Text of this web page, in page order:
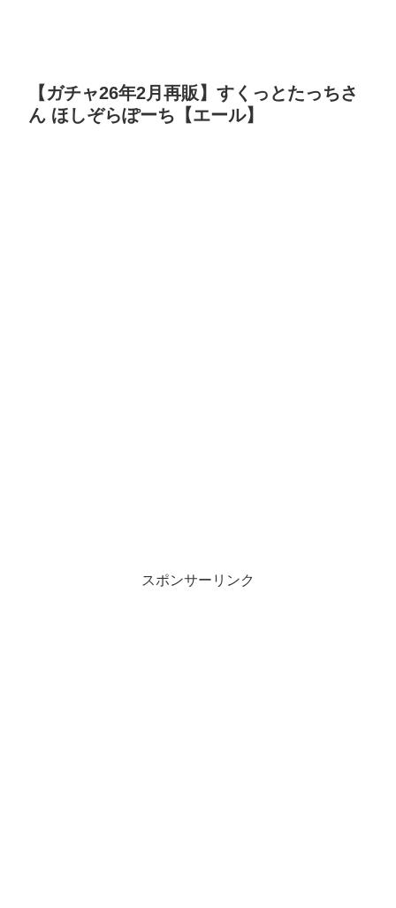
【ガチャ26年2月再販】すくっとたっちさ
ん ほしぞらぽーち【エール】
スポンサーリンク